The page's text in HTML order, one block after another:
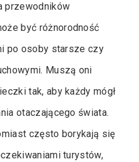
przewodników
być różnorodność
po osoby starsze czy
Muszą oni
tak, aby każdy mógł
otaczającego świata.
często borykają się
turystów,